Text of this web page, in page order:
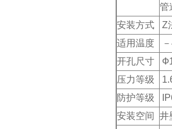
管
安装方式
Z
适用温度
开孔尺寸
压力等级
防护等级
安装空间
井